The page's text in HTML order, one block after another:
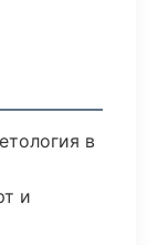
в
и